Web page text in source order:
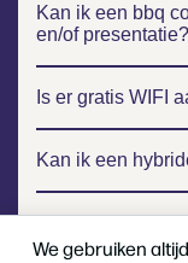
We gebruiken
Kan ik een bbq
en/of presentatie?
Is er gratis WIFI
Kan ik een
Zijn er